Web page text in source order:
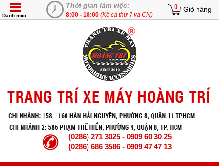
Thời gian làm việc:
8:00 - 18:00 (Kể cả thứ 7 và CN)
0 Giỏ hàng
Danh mục
(0286) 271 3025 - 0909 60 30 25
(0286) 686 3586 - 0909 47 47 13